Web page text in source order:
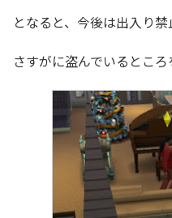
となると、今後は出入り禁
さすがに盗んでいるところ